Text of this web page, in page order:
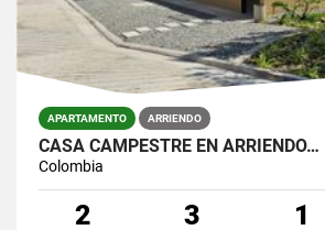
APARTAMENTO ARRIENDO
CASA CAMPESTRE EN ARRIENDO…
Colombia
2 3 1